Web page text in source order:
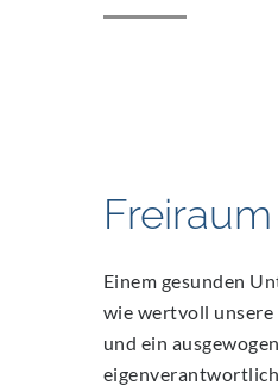
Einem gesunden
wie wertvoll
und ein